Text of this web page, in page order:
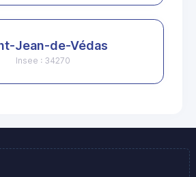
Jean-de-Védas
Insee : 34270